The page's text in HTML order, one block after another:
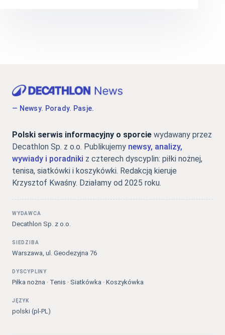
— Newsy. Porady. Pasje.
Polski serwis informacyjny o sporcie wydawany przez
Decathlon Sp. z o.o. Publikujemy newsy, analizy,
wywiady i poradniki z czterech dyscyplin: piłki nożnej,
tenisa, siatkówki i koszykówki. Redakcją kieruje
Krzysztof Kwaśny. Działamy od 2025 roku.
WYDAWCA
Decathlon Sp. z o.o.
SIEDZIBA
Warszawa, ul. Geodezyjna 76
DYSCYPLINY
Piłka nożna · Tenis · Siatkówka · Koszykówka
JĘZYK
polski (pl-PL)